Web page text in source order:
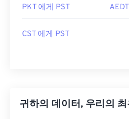
PKT 에게 PST
CST 에게 PST
귀하의 데이터, 우리의 최